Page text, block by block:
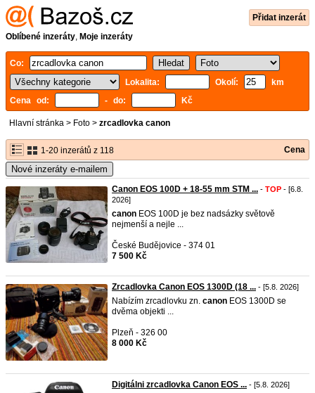
Přidat inzerát
Oblíbené inzeráty, Moje inzeráty
Co:
Lokalita:
Okolí:
km
Cena od:
- do: Kč
Hlavní stránka > Foto > zrcadlovka canon
1-20 inzerátů z 118 Cena
Nové inzeráty e-mailem
Canon EOS 100D + 18-55 mm STM ... - TOP - [6.8.
2026]
canon EOS 100D je bez nadsázky světově
nejmenší a nejle ...
České Budějovice - 374 01
7 500 Kč
Zrcadlovka Canon EOS 1300D (18 ... - [5.8. 2026]
Nabízím zrcadlovku zn. canon EOS 1300D se
dvěma objekti ...
Plzeň - 326 00
8 000 Kč
Digitálni zrcadlovka Canon EOS ... - [5.8. 2026]